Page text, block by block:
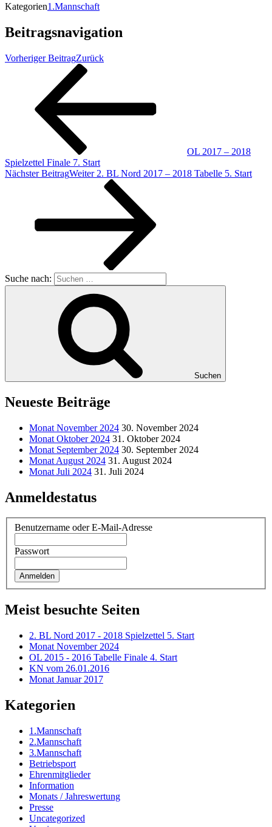
Kategorien1.Mannschaft
Beitragsnavigation
Vorheriger BeitragZurück
OL 2017 – 2018
Spielzettel Finale 7. Start
Nächster BeitragWeiter 2. BL Nord 2017 – 2018 Tabelle 5. Start
Suche nach:
Suchen
Neueste Beiträge
Monat November 2024 30. November 2024
Monat Oktober 2024 31. Oktober 2024
Monat September 2024 30. September 2024
Monat August 2024 31. August 2024
Monat Juli 2024 31. Juli 2024
Anmeldestatus
Benutzername oder E-Mail-Adresse
Passwort
Meist besuchte Seiten
2. BL Nord 2017 - 2018 Spielzettel 5. Start
Monat November 2024
OL 2015 - 2016 Tabelle Finale 4. Start
KN vom 26.01.2016
Monat Januar 2017
Kategorien
1.Mannschaft
2.Mannschaft
3.Mannschaft
Betriebsport
Ehrenmitglieder
Information
Monats / Jahreswertung
Presse
Uncategorized